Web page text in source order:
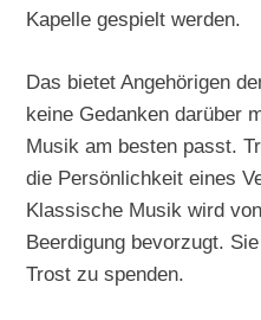
Kapelle gespielt werden.
Das bietet Angehörigen
keine Gedanken darüber
Musik am besten passt.
die Persönlichkeit eines
Klassische Musik wird
Beerdigung bevorzugt.
Trost zu spenden.